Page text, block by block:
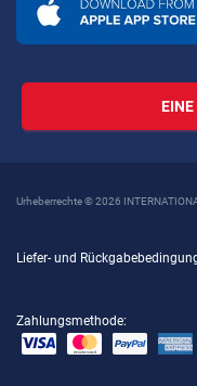
Urheberrechte © 2026
Liefer- und
Zahlungsmethode: